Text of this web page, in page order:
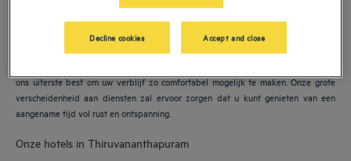
Onze Golden Tulip hotels verwelkomen u in Thiruvananthapuram. Restaurants,
ons uiterste best om uw verblijf zo comfortabel mogelijk te maken. Onze grote
verscheidenheid aan diensten zal ervoor zorgen dat u kunt genieten van een
aangename tijd vol rust en ontspanning.
Onze hotels in Thiruvananthapuram
Decline cookies Accept and close